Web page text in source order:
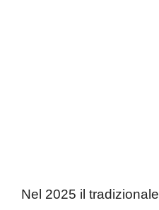
Nel 2025 il tradizionale